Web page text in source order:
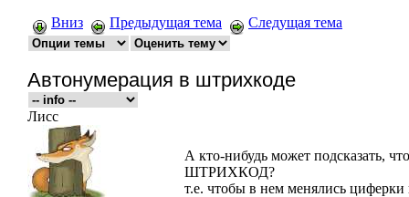
Вниз Предыдущая тема Следущая тема
Автонумерация в штрихкоде
Лисс
А кто-нибудь может подсказать,
ШТРИХКОД?
т.е. чтобы в нем менялись циферки